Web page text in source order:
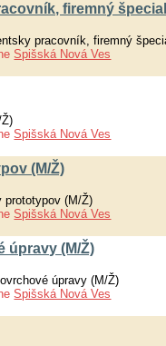
firemný
pracovník, firemný
Spišská Nová Ves
Spišská Nová Ves
(M/Ž)
prototypov (M/Ž)
Spišská Nová Ves
úpravy (M/Ž)
úpravy (M/Ž)
Spišská Nová Ves